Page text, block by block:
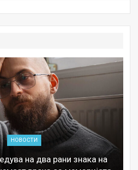
НОВОСТИ
на два рани знака на